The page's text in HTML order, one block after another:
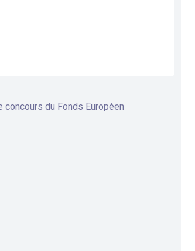
du Fonds Européen